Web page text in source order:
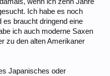
wenn ich zehn Jahre
Ich habe es noch
es braucht dringend eine
ich auch moderne Saxen
zu den alten Amerikaner
Japanisches oder